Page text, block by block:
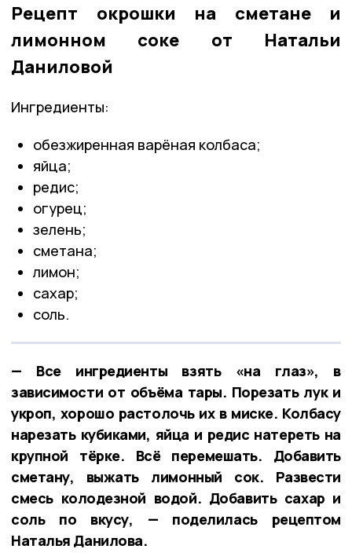
Рецепт окрошки на сметане и
лимонном соке от Натальи
Даниловой
Ингредиенты:
обезжиренная варёная колбаса;
яйца;
редис;
огурец;
зелень;
сметана;
лимон;
сахар;
соль.
— Все ингредиенты взять «на глаз», в
зависимости от объёма тары. Порезать лук и
укроп, хорошо растолочь их в миске. Колбасу
нарезать кубиками, яйца и редис натереть на
крупной тёрке. Всё перемешать. Добавить
сметану, выжать лимонный сок. Развести
смесь колодезной водой. Добавить сахар и
соль по вкусу, — поделилась рецептом
Наталья Данилова.